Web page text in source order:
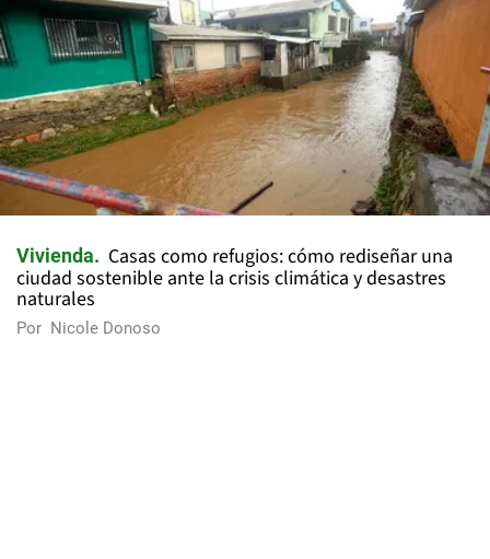
Vivienda
Casas como refugios: cómo rediseñar una
ciudad sostenible ante la crisis climática y desastres
naturales
Por Nicole Donoso